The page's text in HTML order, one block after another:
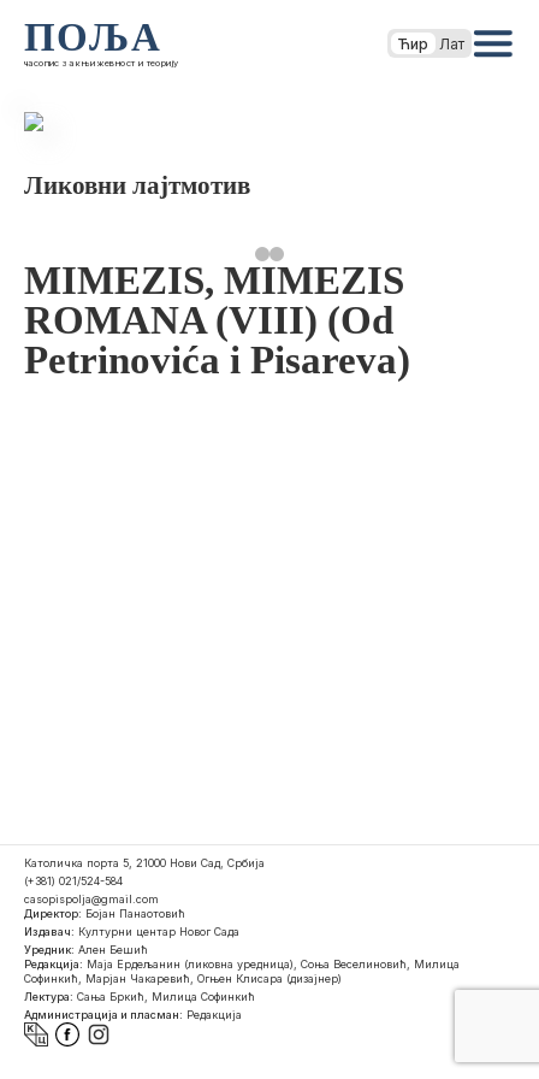
ПОЉА
часопис за књижевност и теорију
Ћир Лат
Ликовни лајтмотив
MIMEZIS, MIMEZIS
ROMANA (VIII) (Od
Petrinovića i Pisareva)
Католичка порта 5, 21000 Нови Сад, Србија
(+381) 021/524-584
casopispolja@gmail.com
Директор: Бојан Панаотовић
Издавач: Културни центар Новог Сада
Уредник: Ален Бешић
Редакција: Маја Ердељанин (ликовна уредница), Соња Веселиновић, Милица
Софинкић, Марјан Чакаревић, Огњен Клисара (дизајнер)
Лектура: Сања Бркић, Милица Софинкић
Администрација и пласман: Редакција